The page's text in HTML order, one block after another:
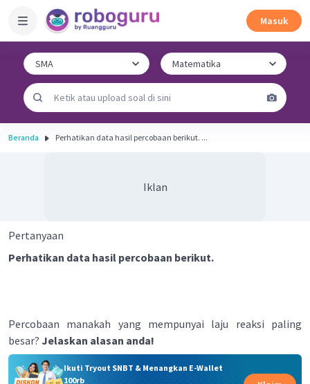
Masuk
Beranda Perhatikan data hasil percobaan berikut. ...
Iklan
Pertanyaan
Perhatikan data hasil percobaan berikut.
Percobaan manakah yang mempunyai laju reaksi paling
besar? Jelaskan alasan anda!
Ikuti Tryout SNBT & Menangkan E-Wallet
100rb